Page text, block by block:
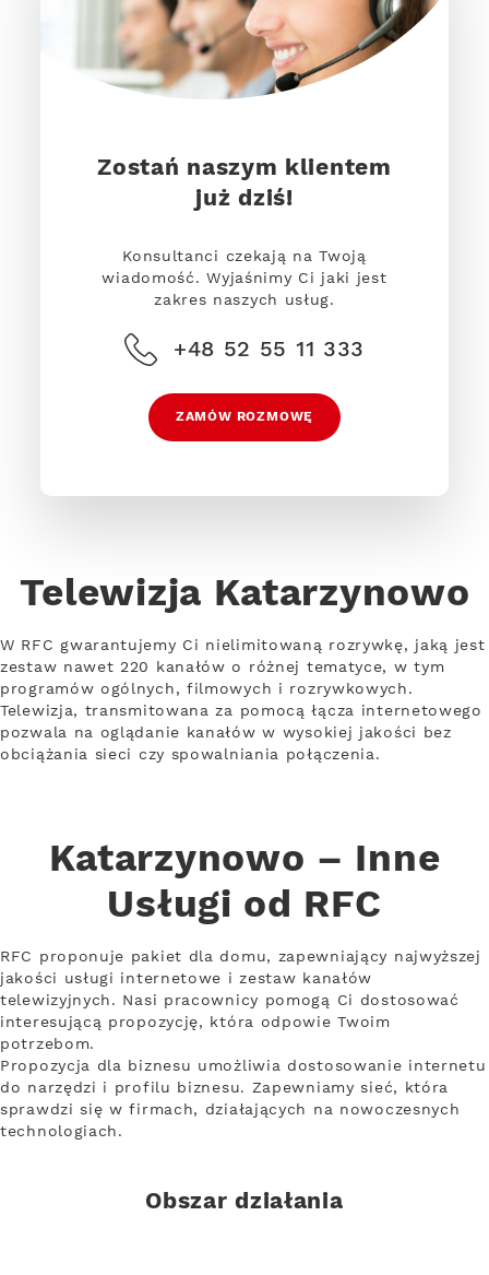
Zostań naszym klientem
już dziś!
Konsultanci czekają na Twoją
wiadomość. Wyjaśnimy Ci jaki jest
zakres naszych usług.
+48 52 55 11 333
ZAMÓW ROZMOWĘ
Telewizja Katarzynowo
W RFC gwarantujemy Ci nielimitowaną rozrywkę, jaką jest
zestaw nawet 220 kanałów o różnej tematyce, w tym
programów ogólnych, filmowych i rozrywkowych.
Telewizja, transmitowana za pomocą łącza internetowego
pozwala na oglądanie kanałów w wysokiej jakości bez
obciążania sieci czy spowalniania połączenia.
Katarzynowo – Inne
Usługi od RFC
RFC proponuje pakiet dla domu, zapewniający najwyższej
jakości usługi internetowe i zestaw kanałów
telewizyjnych. Nasi pracownicy pomogą Ci dostosować
interesującą propozycję, która odpowie Twoim
potrzebom.
Propozycja dla biznesu umożliwia dostosowanie internetu
do narzędzi i profilu biznesu. Zapewniamy sieć, która
sprawdzi się w firmach, działających na nowoczesnych
technologiach.
Obszar działania